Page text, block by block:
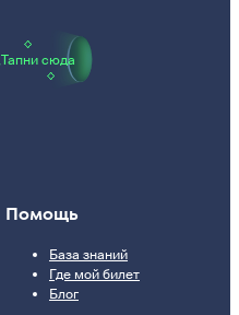
Тапни сюда
Помощь
База знаний
Где мой билет
Блог